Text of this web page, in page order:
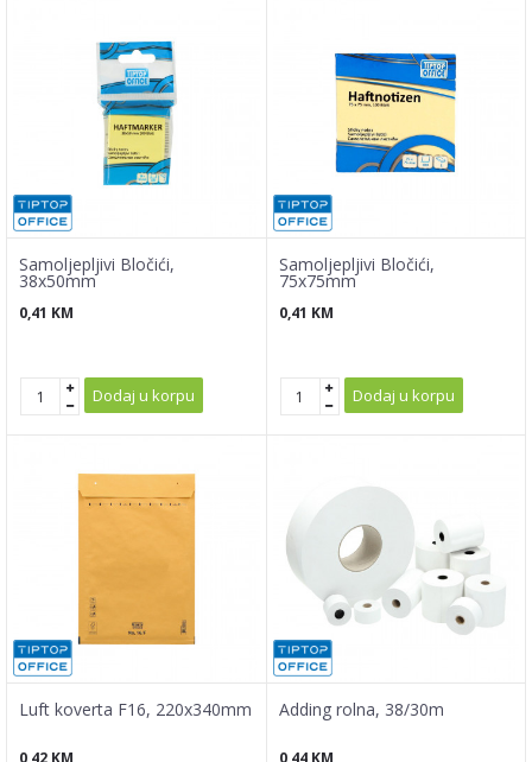
Samoljepljivi Bločići,
38x50mm
0,41 KM
Dodaj u korpu
Samoljepljivi Bločići,
75x75mm
0,41 KM
Dodaj u korpu
Luft koverta F16, 220x340mm
0,42 KM
Adding rolna, 38/30m
0,44 KM